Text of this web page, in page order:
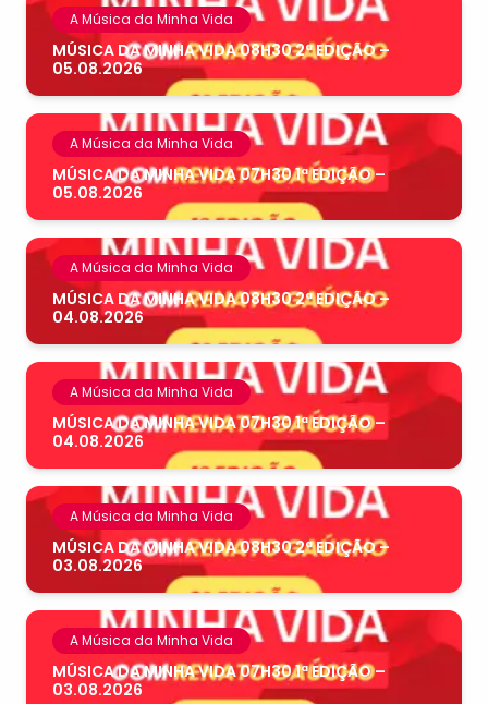
A Música da Minha Vida
MÚSICA DA MINHA VIDA 08H30 2ª EDIÇÃO –
05.08.2026
A Música da Minha Vida
MÚSICA DA MINHA VIDA 07H30 1ª EDIÇÃO –
05.08.2026
A Música da Minha Vida
MÚSICA DA MINHA VIDA 08H30 2ª EDIÇÃO –
04.08.2026
A Música da Minha Vida
MÚSICA DA MINHA VIDA 07H30 1ª EDIÇÃO –
04.08.2026
A Música da Minha Vida
MÚSICA DA MINHA VIDA 08H30 2ª EDIÇÃO –
03.08.2026
A Música da Minha Vida
MÚSICA DA MINHA VIDA 07H30 1ª EDIÇÃO –
03.08.2026